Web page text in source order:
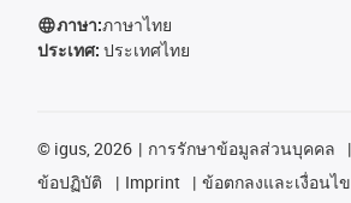
ภาษา:ภาษาไทย
ประเทศ: ประเทศไทย
© igus, 2026 การรักษาข้อมูลส่วนบุคคล
ข้อปฏิบัติ
Imprint
ข้อตกลงและเงื่อนไข